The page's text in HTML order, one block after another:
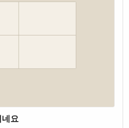
네요